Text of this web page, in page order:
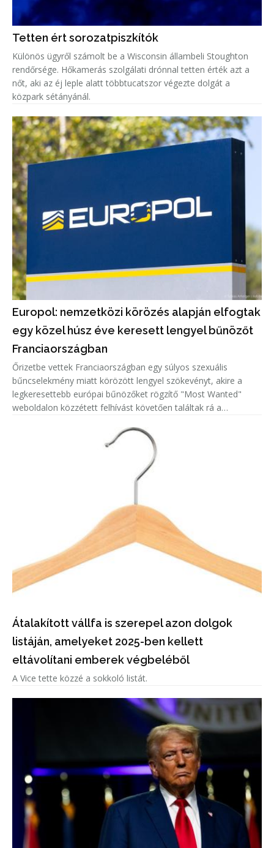
Tetten ért sorozatpiszkítók
Különös ügyről számolt be a Wisconsin állambeli Stoughton
rendőrsége. Hőkamerás szolgálati drónnal tetten érték azt a
nőt, aki az éj leple alatt többtucatszor végezte dolgát a
közpark sétányánál.
Europol: nemzetközi körözés alapján elfogtak
egy közel húsz éve keresett lengyel bűnözőt
Franciaországban
Őrizetbe vettek Franciaországban egy súlyos szexuális
bűncselekmény miatt körözött lengyel szökevényt, akire a
legkeresettebb európai bűnözőket rögzítő "Most Wanted"
weboldalon közzétett felhívást követően találtak rá a
Átalakított vállfa is szerepel azon dolgok
listáján, amelyeket 2025-ben kellett
eltávolítani emberek végbeléből
A Vice tette közzé a sokkoló listát.